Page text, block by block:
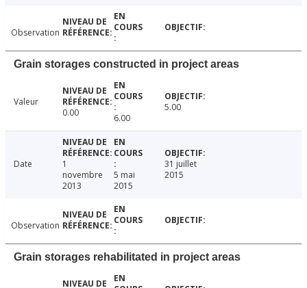
Observation
Grain storages constructed in project areas
Valeur
0.00
6.00
5.00
Date
1
novembre
2013
5 mai
2015
31 juillet
2015
Observation
Grain storages rehabilitated in project areas